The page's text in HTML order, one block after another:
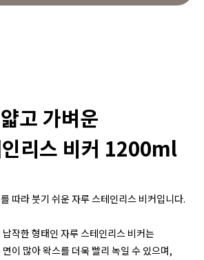
얇고 가벼운
리스 비커 1200ml
따라 붓기 쉬운 자루 스테인리스 비커입니다.
작한 형태인 자루 스테인리스 비커는
이 많아 왁스를 더욱 빨리 녹일 수 있으며,